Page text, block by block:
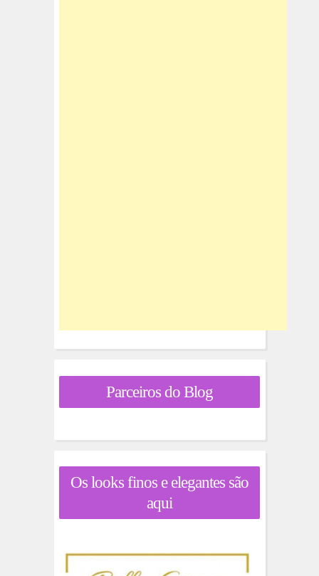
Parceiros do Blog
Os looks finos e elegantes são
aqui